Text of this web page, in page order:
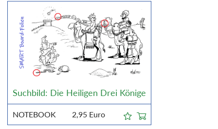
Suchbild: Die Heiligen Drei Könige
NOTEBOOK 2,95 Euro